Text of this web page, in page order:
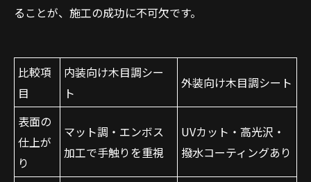
ることが、施工の成功に不可欠です。
比較項
目
内装向け木目調シー
ト
外装向け木目調シート
表面の
仕上が
り
マット調・エンボス
加工で手触りを重視
UVカット・高光沢・
撥水コーティングあり